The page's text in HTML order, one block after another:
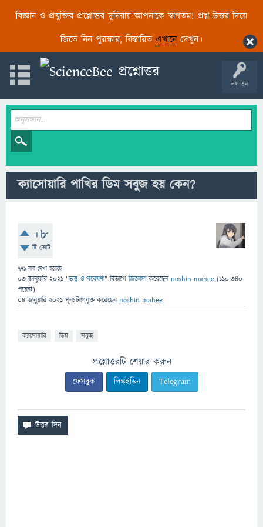
বিজ্ঞান ও প্রযুক্তির প্রশ্নোত্তর দুনিয়ায় আপনাকে স্বাগতম! প্রশ্ন-উত্তর দিয়ে
জিতে নিন পুরস্কার, বিস্তারিত এখানেদেখুন।
লগ ইন
ক্যাসোয়ারি পাখির ডিম সবুজ হয় কেন?
+8
টি ভোট
771 বার দেখা হয়েছে
03 জানুয়ারি 2021 "তত্ত্ব ও গবেষণা" বিভাগে জিজ্ঞাসাকরেছেনnoshin mahee (110,340
পয়েন্ট)
04 জানুয়ারি 2021 পূনঃট্যাগযুক্ত করেছেনnoshin mahee
ক্যাসোয়ারি ডিম সবুজ
প্রশ্নোত্তরটি শেয়ার করুন
ফেসবুক লিঙ্কইডিন Telegram